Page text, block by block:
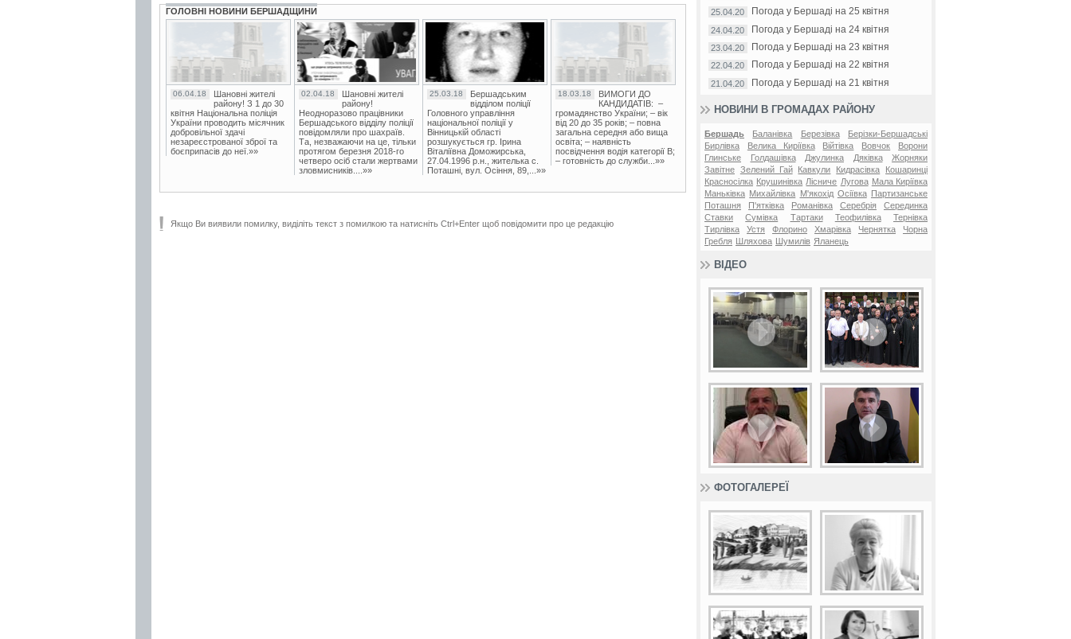
ГОЛОВНІ НОВИНИ БЕРШАДЩИНИ
06.04.18
Шановні жителі
району! З 1 до 30
квітня Національна поліція
України проводить місячник
добровільної здачі
незареєстрованої зброї та
боєприпасів до неї.»»
02.04.18
Шановні жителі
району!
Неодноразово працівники
Бершадського відділу поліції
повідомляли про шахраїв.
Та, незважаючи на це, тільки
протягом березня 2018-го
четверо осіб стали жертвами
зловмисників....»»
25.03.18
Бершадським
відділом поліції
Головного управління
національної поліції у
Вінницькій області
розшукується гр. Ірина
Віталіївна Доможирська,
27.04.1996 р.н., жителька с.
Поташні, вул. Осіння, 89,...»»
18.03.18
ВИМОГИ ДО
КАНДИДАТІВ: –
громадянство України; – вік
від 20 до 35 років; – повна
загальна середня або вища
освіта; – наявність
посвідчення водія категорії В;
– готовність до служби...»»
Якщо Ви виявили помилку, виділіть текст з помилкою та натисніть Ctrl+Enter щоб повідомити про це редакцію
25.04.20 Погода у Бершаді на 25 квітня
24.04.20 Погода у Бершаді на 24 квітня
23.04.20 Погода у Бершаді на 23 квітня
22.04.20 Погода у Бершаді на 22 квітня
21.04.20 Погода у Бершаді на 21 квітня
НОВИНИ В ГРОМАДАХ РАЙОНУ
Бершадь Баланівка Березівка
Берізки-Бершадські
Бирлівка
Велика Киріївка Війтівка Вовчок
Ворони
Глинське
Голдашівка Джулинка Дяківка
Жорняки
Завітне Зелений Гай Кавкули Кидрасівка
Кошаринці
Красносілка Крушинівка Лісниче Лугова Мала Киріївка
Маньківка Михайлівка М'якохід Осіївка
Партизанське
Поташня
П'ятківка Романівка Серебрія
Серединка
Ставки
Сумівка Тартаки Теофилівка
Тернівка
Тирлівка
Устя Флорино Хмарівка Чернятка
Чорна
Гребля
Шляхова Шумилів Яланець
ВІДЕО
ФОТОГАЛЕРЕЇ